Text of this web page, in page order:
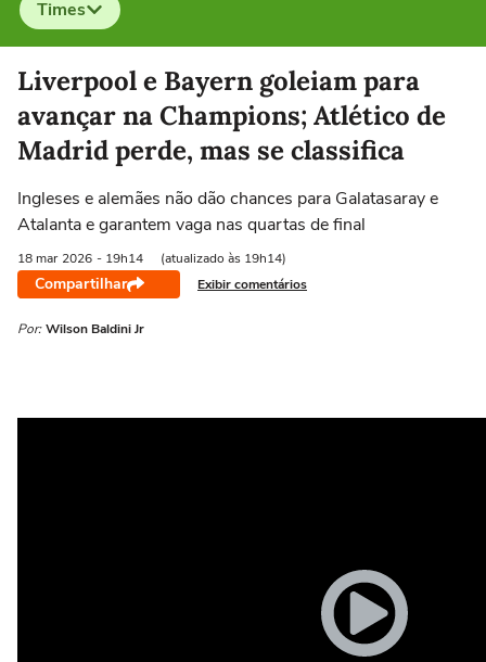
Times
Selecione o time para ver as notícias
Liverpool e Bayern goleiam para
avançar na Champions; Atlético de
Madrid perde, mas se classifica
Ingleses e alemães não dão chances para Galatasaray e
Atalanta e garantem vaga nas quartas de final
18 mar 2026 - 19h14 (atualizado às 19h14)
Compartilhar Exibir comentários
Por: Wilson Baldini Jr